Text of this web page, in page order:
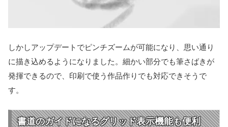
しかしアップデートでピンチズームが可能になり、思い通り
に描き込めるようになりました。細かい部分でも筆さばきが
発揮できるので、印刷で使う作品作りでも対応できそうで
す。
書道のガイドになるグリッド表示機能も便利